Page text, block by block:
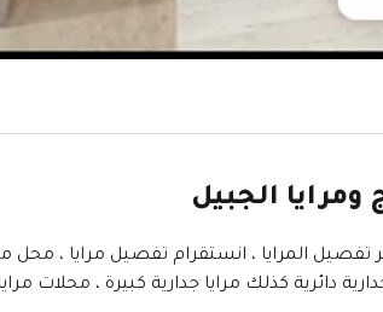
الجبيل
المرايا ، انستقرام تفصيل مرايا ، محل
دائرية كذلك مرايا جدارية كبيرة ، محلات